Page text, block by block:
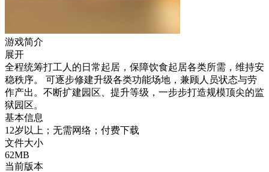
游戏简介
展开
全程统筹打工人的日常起居，保障饮食起居各类所需，维持安
稳秩序。 可逐步修建升级各类功能场地，兼顾人员状态与劳
作产出。不断扩建园区、提升等级，一步步打造规模顶尖的监
狱园区。
基本信息
12岁以上；无需网络；付费下载
文件大小
62MB
当前版本